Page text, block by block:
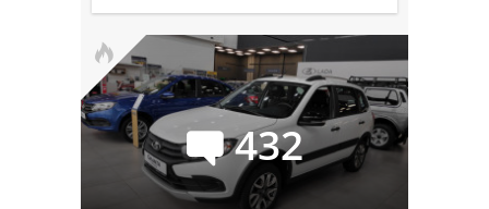
432